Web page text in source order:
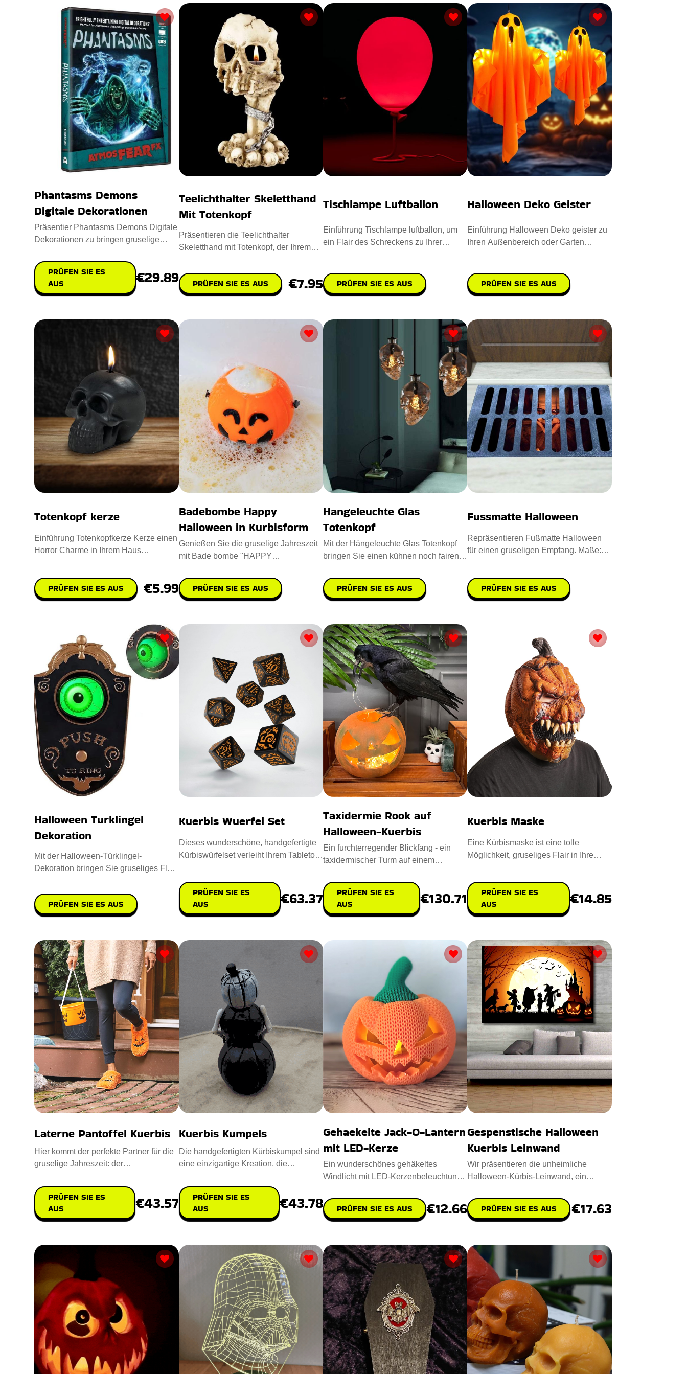
Phantasms Demons
Digitale Dekorationen
Präsentier Phantasms Demons Digitale
Dekorationen zu bringen gruselige
PRÜFEN SIE ES
AUS
€29.89
Teelichthalter Skeletthand
Mit Totenkopf
Präsentieren die Teelichthalter
Skeletthand mit Totenkopf, der Ihrem
PRÜFEN SIE ES AUS €7.95
Tischlampe Luftballon
Einführung Tischlampe luftballon, um
ein Flair des Schreckens zu Ihrer
PRÜFEN SIE ES AUS
Halloween Deko Geister
Einführung Halloween Deko geister zu
Ihren Außenbereich oder Garten
PRÜFEN SIE ES AUS
Totenkopf kerze
Einführung Totenkopfkerze Kerze einen
Horror Charme in Ihrem Haus
PRÜFEN SIE ES AUS €5.99
Badebombe Happy
Halloween in Kurbisform
Genießen Sie die gruselige Jahreszeit
mit Bade bombe "HAPPY
Badebomb
PRÜFEN SIE ES AUS
Hangeleuchte Glas
Totenkopf
Mit der Hängeleuchte Glas Totenkopf
bringen Sie einen kühnen noch fairen
PRÜFEN SIE ES AUS
Fussmatte Halloween
Repräsentieren Fußmatte Halloween
für einen gruseligen Empfang. Maße:
PRÜFEN SIE ES AUS
Halloween Turklingel
Dekoration
Mit der Halloween-Türklingel-
Dekoration bringen Sie gruseliges Flair
PRÜFEN SIE ES AUS
Kuerbis Wuerfel Set
Dieses wunderschöne, handgefertigte
Kürbiswürfelset verleiht Ihrem Tabletop-
PRÜFEN SIE ES
AUS
€63.37
Taxidermie Rook auf
Halloween-Kuerbis
Ein furchterregender Blickfang - ein
taxidermischer Turm auf einem
PRÜFEN SIE ES
AUS
€130.71
Kuerbis Maske
Eine Kürbismaske ist eine tolle
Möglichkeit, gruseliges Flair in Ihre
PRÜFEN SIE ES
AUS
€14.85
Laterne Pantoffel Kuerbis
Hier kommt der perfekte Partner für die
gruselige Jahreszeit: der
PRÜFEN SIE ES
AUS
€43.57
Kuerbis Kumpels
Die handgefertigten Kürbiskumpel sind
eine einzigartige Kreation, die
PRÜFEN SIE ES
AUS
€43.78
Gehaekelte Jack-O-Lantern
mit LED-Kerze
Ein wunderschönes gehäkeltes
Windlicht mit LED-Kerzenbeleuchtung,
PRÜFEN SIE ES AUS €12.66
Gespenstische Halloween
Kuerbis Leinwand
Wir präsentieren die unheimliche
Halloween-Kürbis-Leinwand, ein
PRÜFEN SIE ES AUS €17.63